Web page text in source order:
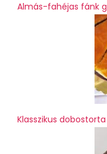
Almás-fahéjas fánk
Klasszikus